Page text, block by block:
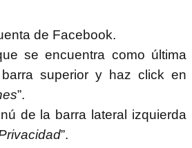
de Facebook.
se encuentra como última
superior y haz click en
”.
de la barra lateral izquierda
”.